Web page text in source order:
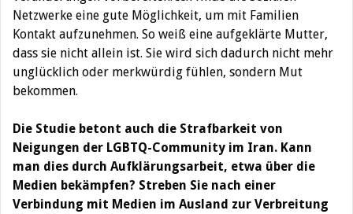
Netzwerke eine gute Möglichkeit, um mit Familien
Kontakt aufzunehmen. So weiß eine aufgeklärte Mutter,
dass sie nicht allein ist. Sie wird sich dadurch nicht mehr
unglücklich oder merkwürdig fühlen, sondern Mut
bekommen.
Die Studie betont auch die Strafbarkeit von
Neigungen der LGBTQ-Community im Iran. Kann
man dies durch Aufklärungsarbeit, etwa über die
Medien bekämpfen? Streben Sie nach einer
Verbindung mit Medien im Ausland zur Verbreitung